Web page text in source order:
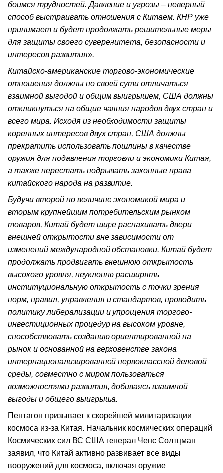
боимся трудностей. Давление и угрозы – неверный
способ выстраивать отношения с Китаем. КНР уже
принимает и будет продолжать решительные меры
для защиты своего суверенитета, безопасности и
интересов развития».
Китайско-американские торгово-экономические
отношения должны по своей сути отличаться
взаимной выгодой и общим выигрышем, США должны
откликнуться на общие чаяния народов двух стран и
всего мира. Исходя из необходимости защиты
коренных интересов двух стран, США должны
прекратить использовать пошлины в качестве
оружия для подавления торговли и экономики Китая,
а также перестать подрывать законные права
китайского народа на развитие.
Будучи второй по величине экономикой мира и
вторым крупнейшим потребительским рынком
товаров, Китай будет шире распахивать двери
внешней открытости вне зависимости от
изменений международной обстановки. Китай будет
продолжать продвигать внешнюю открытость
высокого уровня, неуклонно расширять
институциональную открытость с точки зрения
норм, правил, управления и стандартов, проводить
политику либерализации и упрощения торгово-
инвестиционных процедур на высоком уровне,
способствовать созданию ориентированной на
рынок и основанной на верховенстве закона
интернационализированной первоклассной деловой
среды, совместно с миром пользоваться
возможностями развития, добиваясь взаимной
выгоды и общего выигрыша.
Пентагон призывает к скорейшей милитаризации
космоса из-за Китая. Начальник космических операций
Космических сил ВС США генерал Ченс Солтцман
заявил, что Китай активно развивает все виды
вооружений для космоса, включая оружие